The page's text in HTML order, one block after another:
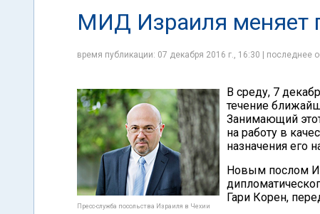
МИД Израиля меняет
время публикации: 07 декабря 2016 г., 16:30 | последнее
Пресс-служба посольства Израиля в Чехии
В среду, 7
течение
Занимающий
на работу в
назначения его
Новым послом
Гари Корен,